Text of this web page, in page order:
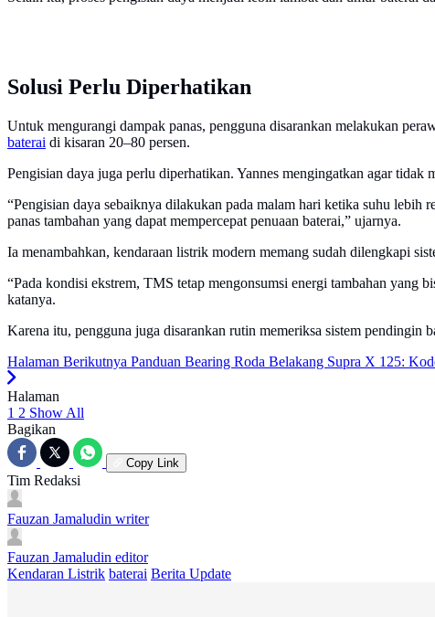
Solusi Perlu Diperhatikan
Untuk mengurangi dampak panas, pengguna disarankan melakukan
baterai di kisaran 20–80 persen.
Pengisian daya juga perlu diperhatikan. Yannes mengingatkan agar
“Pengisian daya sebaiknya dilakukan pada malam hari ketika suhu lebih
panas tambahan yang dapat mempercepat penuaan baterai,” ujarnya.
Ia menambahkan, kendaraan listrik modern memang sudah dilengkapi
“Pada kondisi ekstrem, TMS tetap mengonsumsi energi tambahan yang
katanya.
Karena itu, pengguna juga disarankan rutin memeriksa sistem pendingin
Halaman Berikutnya Panduan Bearing Roda Belakang Supra X 125:
Halaman
1 2 Show All
Bagikan
Copy Link
Tim Redaksi
Fauzan Jamaludin writer
Fauzan Jamaludin editor
Kendaran Listrik baterai Berita Update